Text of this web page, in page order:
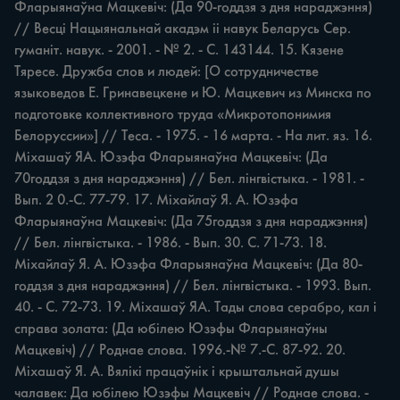
Фларыянаўна Мацкевіч: (Да 90-годдзя з дня нараджэння)
// Весці Нацыянальнай акадэм ii навук Беларусь Сер.
гуманіт. навук. - 2001. - № 2. - С. 143144. 15. Кязене
Тяресе. Дружба слов и людей: [О сотрудничестве
языковедов Е. Гринавецкене и Ю. Мацкевич из Минска по
подготовке коллективного труда «Микротопонимия
Белоруссии»] // Теса. - 1975. - 16 марта. - На лит. яз. 16.
Міхашаў ЯА. Юзэфа Фларыянаўна Мацкевіч: (Да
70годдзя з дня нараджэння) // Бел. лінгвістыка. - 1981. -
Вып. 2 0.-С. 77-79. 17. Міхайлаў Я. А. Юзэфа
Фларыянаўна Мацкевіч: (Да 75годдзя з дня нараджэння)
// Бел. лінгвістыка. - 1986. - Вып. 30. С. 71-73. 18.
Міхайлаў Я. А. Юзэфа Фларыянаўна Мацкевіч: (Да 80-
годдзя з дня нараджэння) // Бел. лінгвістыка. - 1993. Вып.
40. - С. 72-73. 19. Міхашаў ЯА. Тады слова серабро, кал i
справа золата: (Да юбілею Юзэфы Фларыянаўны
Мацкевіч) // Роднае слова. 1996.-№ 7.-С. 87-92. 20.
Міхашаў Я. А. Вялікі працаўнік i крыштальнай душы
чалавек: Да юбілею Юзэфы Мацкевіч // Роднае слова. -